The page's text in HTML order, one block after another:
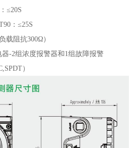
≤25S
载阻抗300Ω）
度报警器和1组故障报警
）